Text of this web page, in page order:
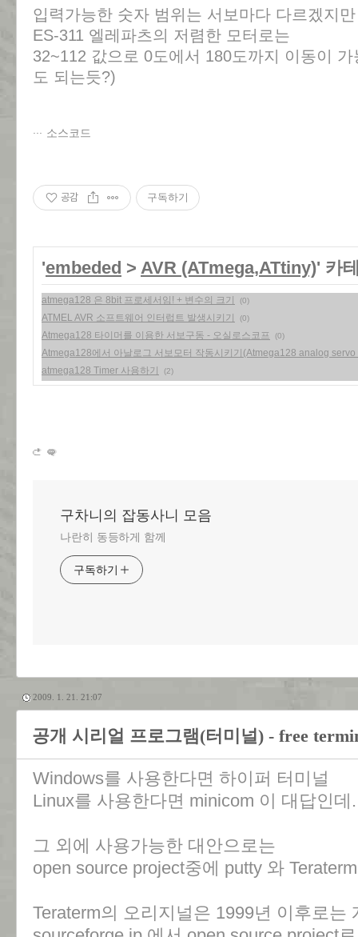
입력가능한 숫자 범위는 서보마다 다르겠지만
ES-311 엘레파츠의 저렴한 모터로는
32~112 값으로 0도에서 180도까지 이동이
도 되는듯?)
소스코드
공감 구독하기
'embeded > AVR (ATmega,ATtiny)' 카
atmega128 은 8bit 프로세서임! + 변수의 크기 (0)
ATMEL AVR 소프트웨어 인터럽트 발생시키기 (0)
Atmega128 타이머를 이용한 서보구동 - 오실로스코프 (0)
Atmega128에서 아날로그 서보모터 작동시키기(Atmega128 analog
atmega128 Timer 사용하기
(2)
구차니의 잡동사니 모음
나란히 동등하게 함께
구독하기
2009. 1. 21. 21:07
공개 시리얼 프로그램(터미널) - free
Windows를 사용한다면 하이퍼 터미널
Linux를 사용한다면 minicom 이 대답인데
그 외에 사용가능한 대안으로는
open source project중에 putty 와
Teraterm의 오리지널은 1999년 이후로는